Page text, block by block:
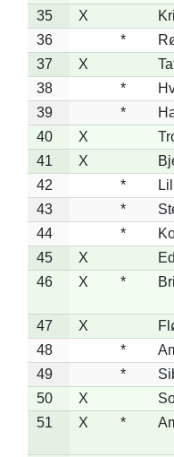
35
X
36
*
37
X
38
*
39
*
40
X
41
X
42
*
43
*
44
*
45
X
46
X *
47 X
48
*
49
*
50
X
51
X *